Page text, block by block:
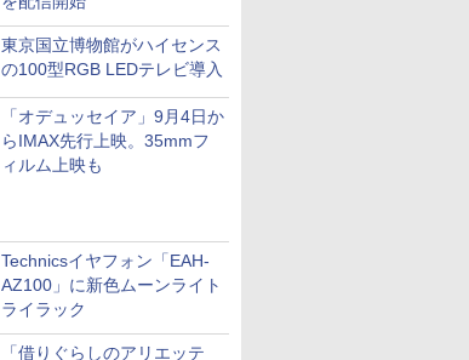
東京国立博物館がハイセンス
の100型RGB LEDテレビ導入
「オデュッセイア」9月4日か
らIMAX先行上映。35mmフ
ィルム上映も
Technicsイヤフォン「EAH-
AZ100」に新色ムーンライト
ライラック
「借りぐらしのアリエッテ